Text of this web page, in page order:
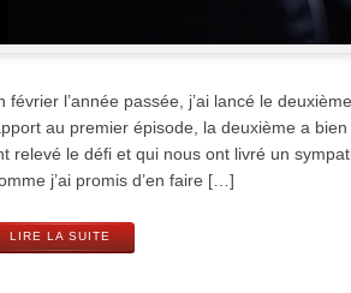
février l’année passée, j’ai lancé le
au premier épisode, la deuxième a
relevé le défi et qui nous ont livré un
j’ai promis d’en faire […]
LIRE LA SUITE